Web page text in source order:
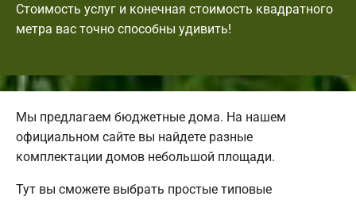
Стоимость услуг и конечная стоимость квадратного
метра вас точно способны удивить!
Мы предлагаем бюджетные дома. На нашем
официальном сайте вы найдете разные
комплектации домов небольшой площади.
Тут вы сможете выбрать простые типовые